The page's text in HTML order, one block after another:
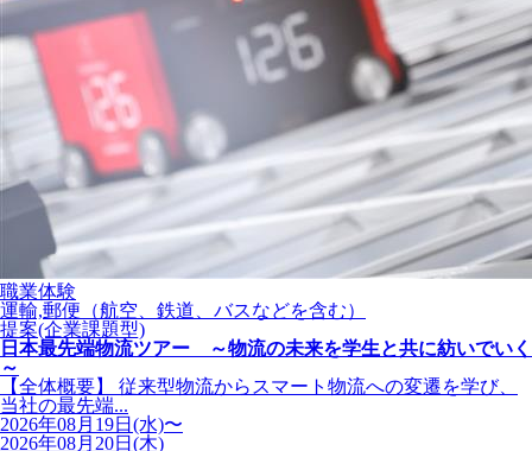
職業体験
運輸,郵便（航空、鉄道、バスなどを含む）
提案(企業課題型)
日本最先端物流ツアー ～物流の未来を学生と共に紡いでいく
～
【全体概要】 従来型物流からスマート物流への変遷を学び、
当社の最先端...
2026年08月19日(水)〜
2026年08月20日(木)